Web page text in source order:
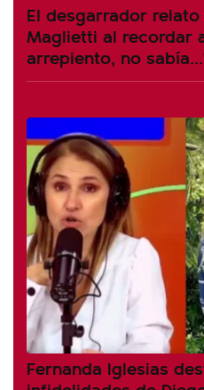
El desgarrador
Maglietti al recordar
arrepiento, no
Fernanda Iglesias